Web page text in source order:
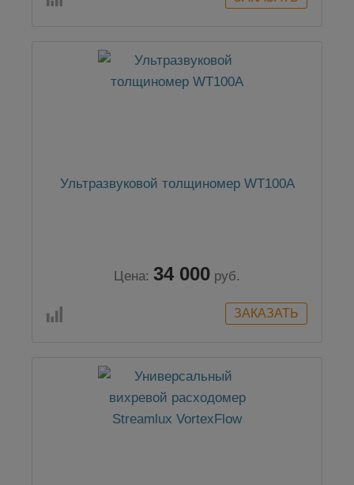
Ультразвуковой толщиномер WT100A
Цена: 34 000 руб.